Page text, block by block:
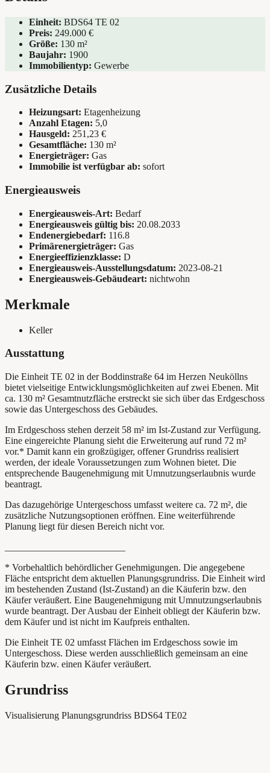
Einheit: BDS64 TE 02
Preis: 249.000 €
Größe: 130 m²
Baujahr: 1900
Immobilientyp: Gewerbe
Zusätzliche Details
Heizungsart: Etagenheizung
Anzahl Etagen: 5,0
Hausgeld: 251,23 €
Gesamtfläche: 130 m²
Energieträger: Gas
Immobilie ist verfügbar ab: sofort
Energieausweis
Energieausweis-Art: Bedarf
Energieausweis gültig bis: 20.08.2033
Endenergiebedarf: 116.8
Primärenergieträger: Gas
Energieeffizienzklasse: D
Energieausweis-Ausstellungsdatum: 2023-08-21
Energieausweis-Gebäudeart: nichtwohn
Merkmale
Keller
Ausstattung
Die Einheit TE 02 in der Boddinstraße 64 im Herzen Neuköllns
bietet vielseitige Entwicklungsmöglichkeiten auf zwei Ebenen. Mit
ca. 130 m² Gesamtnutzfläche erstreckt sie sich über das Erdgeschoss
sowie das Untergeschoss des Gebäudes.
Im Erdgeschoss stehen derzeit 58 m² im Ist-Zustand zur Verfügung.
Eine eingereichte Planung sieht die Erweiterung auf rund 72 m²
vor.* Damit kann ein großzügiger, offener Grundriss realisiert
werden, der ideale Voraussetzungen zum Wohnen bietet. Die
entsprechende Baugenehmigung mit Umnutzungserlaubnis wurde
beantragt.
Das dazugehörige Untergeschoss umfasst weitere ca. 72 m², die
zusätzliche Nutzungsoptionen eröffnen. Eine weiterführende
Planung liegt für diesen Bereich nicht vor.
* Vorbehaltlich behördlicher Genehmigungen. Die angegebene
Fläche entspricht dem aktuellen Planungsgrundriss. Die Einheit wird
im bestehenden Zustand (Ist-Zustand) an die Käuferin bzw. den
Käufer veräußert. Eine Baugenehmigung mit Umnutzungserlaubnis
wurde beantragt. Der Ausbau der Einheit obliegt der Käuferin bzw.
dem Käufer und ist nicht im Kaufpreis enthalten.
Die Einheit TE 02 umfasst Flächen im Erdgeschoss sowie im
Untergeschoss. Diese werden ausschließlich gemeinsam an eine
Käuferin bzw. einen Käufer veräußert.
Grundriss
Visualisierung Planungsgrundriss BDS64 TE02